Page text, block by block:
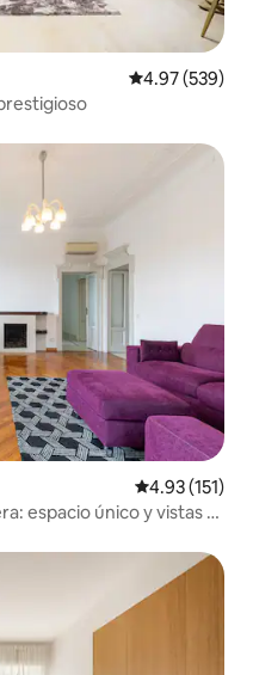
Calificación
4.97 (539)
Calificación
4.93 (151)
espacio único y vistas a